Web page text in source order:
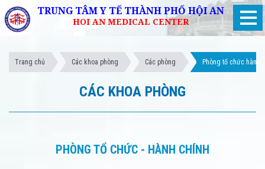
Trang chủ Các khoa phòng Các phòng Phòng tổ chức hành
CÁC KHOA PHÒNG
PHÒNG TỔ CHỨC - HÀNH CHÍNH
TRUNG TÂM Y TẾ THÀNH PHỐ HỘI AN
HOI AN MEDICAL CENTER